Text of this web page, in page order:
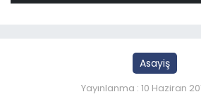
Asayiş
Yayınlanma : 10 Haziran